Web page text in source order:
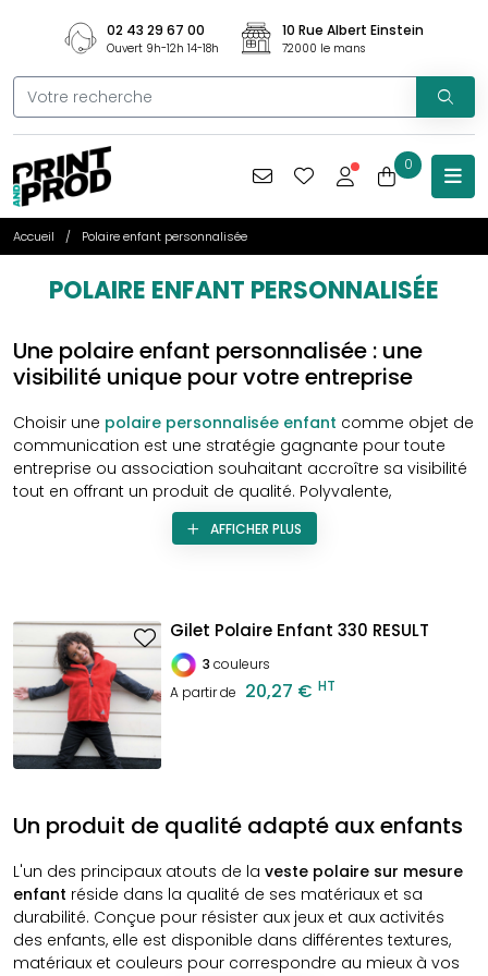
02 43 29 67 00
Ouvert 9h-12h 14-18h
10 Rue Albert Einstein
72000 le mans
0
Accueil Polaire enfant personnalisée
POLAIRE ENFANT PERSONNALISÉE
Une polaire enfant personnalisée : une
visibilité unique pour votre entreprise
Choisir une polaire personnalisée enfant comme objet de
communication est une stratégie gagnante pour toute
entreprise ou association souhaitant accroître sa visibilité
tout en offrant un produit de qualité. Polyvalente,
confortable et adaptée aux besoins des plus jeunes, la
veste polaire enfant personnaliséedevient un support
dans la vie de tous les jours, maximisant ainsi la portée du
message que vous souhaitez transmettre.
AFFICHER PLUS
Gilet Polaire Enfant 330 RESULT
3 couleurs
A partir de 20,27 € HT
Un produit de qualité adapté aux enfants
L'un des principaux atouts de la veste polaire sur mesure
enfant réside dans la qualité de ses matériaux et sa
durabilité. Conçue pour résister aux jeux et aux activités
des enfants, elle est disponible dans différentes textures,
matériaux et couleurs pour correspondre au mieux à vos